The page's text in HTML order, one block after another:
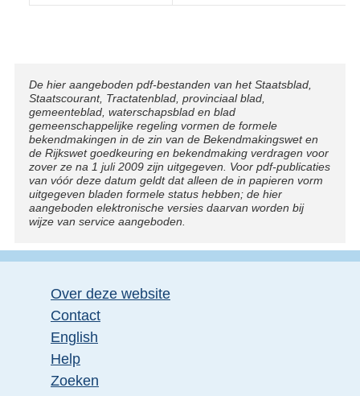
Disclaimer
De hier aangeboden pdf-bestanden van het Staatsblad,
Staatscourant, Tractatenblad, provinciaal blad,
gemeenteblad, waterschapsblad en blad
gemeenschappelijke regeling vormen de formele
bekendmakingen in de zin van de Bekendmakingswet en
de Rijkswet goedkeuring en bekendmaking verdragen voor
zover ze na 1 juli 2009 zijn uitgegeven. Voor pdf-publicaties
van vóór deze datum geldt dat alleen de in papieren vorm
uitgegeven bladen formele status hebben; de hier
aangeboden elektronische versies daarvan worden bij
wijze van service aangeboden.
Over deze website
Contact
English
Help
Zoeken